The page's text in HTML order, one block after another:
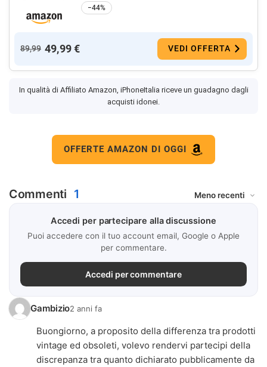
−44%
89,99 49,99 € VEDI OFFERTA
In qualità di Affiliato Amazon, iPhoneItalia riceve un guadagno dagli
acquisti idonei.
OFFERTE AMAZON DI OGGI
Commenti 1
Accedi per partecipare alla discussione
Puoi accedere con il tuo account email, Google o Apple
per commentare.
Accedi per commentare
Gambizio2 anni fa
Buongiorno, a proposito della differenza tra prodotti
vintage ed obsoleti, volevo rendervi partecipi della
discrepanza tra quanto dichiarato pubblicamente da